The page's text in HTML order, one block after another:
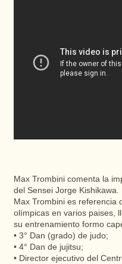
Max Trombini comenta la
del Sensei Jorge Kishikawa.
Max Trombini es referencia
olímpicas en varios paises,
su entrenamiento formo
• 3° Dan (grado) de judo;
• 4° Dan de jujitsu;
• Director ejecutivo del